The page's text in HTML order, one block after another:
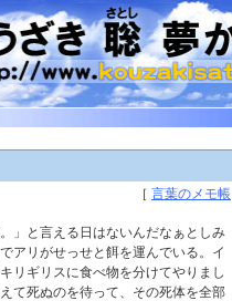
［ 言葉のメモ帳
」と言える日はないんだなぁとしみ
アリがせっせと餌を運んでいる。イ
リギリスに食べ物を分けてやりまし
て死ぬのを待って、その死体を全部